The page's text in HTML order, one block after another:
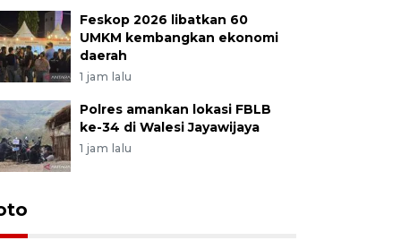
Feskop 2026 libatkan 60
UMKM kembangkan ekonomi
daerah
1 jam lalu
Polres amankan lokasi FBLB
ke-34 di Walesi Jayawijaya
1 jam lalu